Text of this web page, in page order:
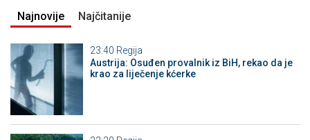
Najnovije Najčitanije
23:40 Regija
Austrija: Osuđen provalnik iz BiH, rekao da je
krao za liječenje kćerke